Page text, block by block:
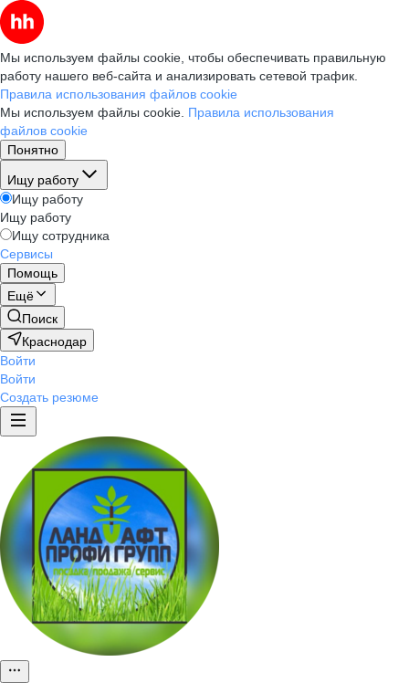
Мы используем файлы cookie, чтобы обеспечивать правильную
работу нашего веб-сайта и анализировать сетевой трафик.
Правила использования файлов cookie
Мы используем файлы cookie. Правила использования
файлов cookie
Понятно
Ищу работу
Ищу работу
Ищу работу
Ищу сотрудника
Сервисы
Помощь
Ещё
Поиск
Краснодар
Войти
Войти
Создать резюме